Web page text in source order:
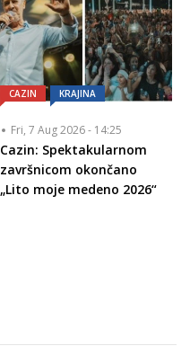
CAZIN KRAJINA
Fri, 7 Aug 2026 - 14:25
Cazin: Spektakularnom
završnicom okončano
„Lito moje medeno 2026“